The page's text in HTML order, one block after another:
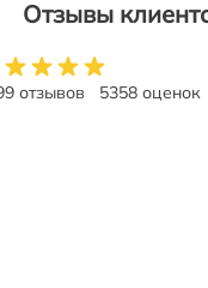
Отзывы
отзывов 5358 оценок